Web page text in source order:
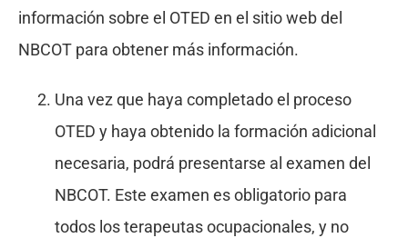
información sobre el OTED en el sitio web del
NBCOT para obtener más información.
Una vez que haya completado el proceso
OTED y haya obtenido la formación adicional
necesaria, podrá presentarse al examen del
NBCOT. Este examen es obligatorio para
todos los terapeutas ocupacionales, y no